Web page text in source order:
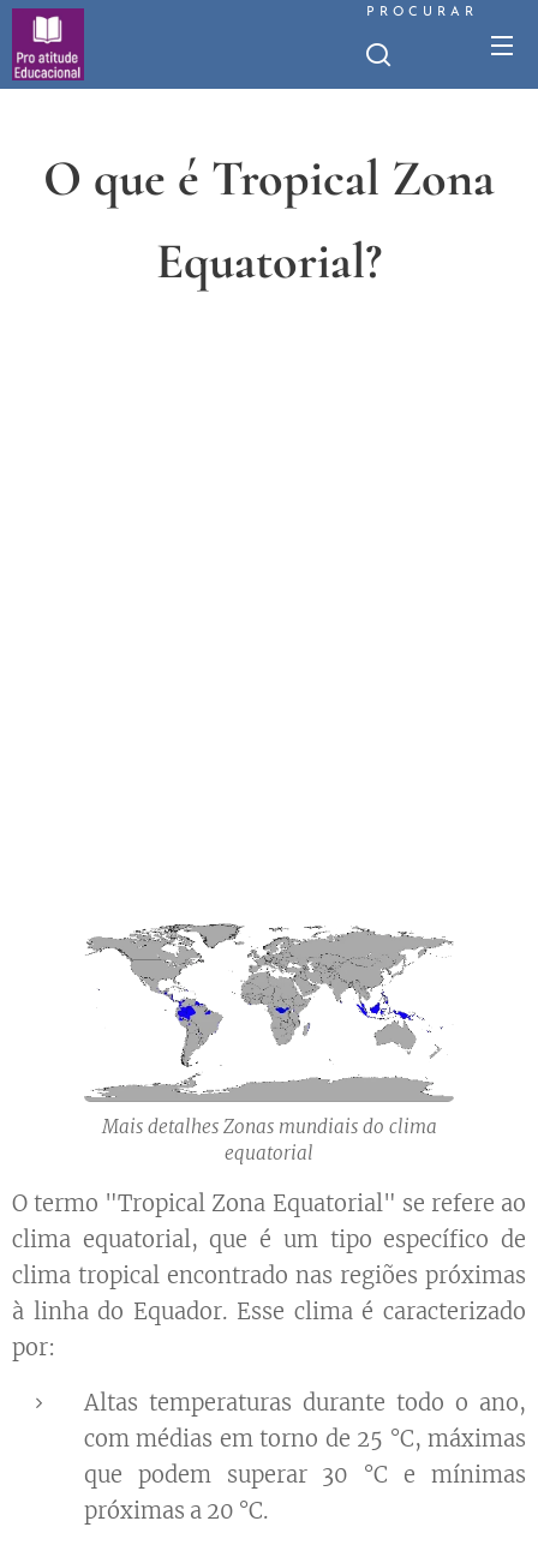
PROCURAR
O que é Tropical Zona
Equatorial?
Mais detalhes Zonas mundiais do clima
equatorial
O termo "Tropical Zona Equatorial" se refere ao
clima equatorial, que é um tipo específico de
clima tropical encontrado nas regiões próximas
à linha do Equador. Esse clima é caracterizado
por:
Altas temperaturas durante todo o ano,
com médias em torno de 25 °C, máximas
que podem superar 30 °C e mínimas
próximas a 20 °C.